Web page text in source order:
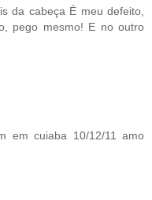
da cabeça É meu defeito,
pego mesmo! E no outro
em cuiaba 10/12/11 amo